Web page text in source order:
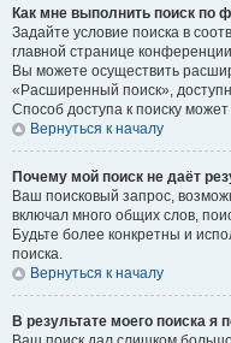
Как мне выполнить поиск
Задайте условие поиска в
главной странице
Вы можете осуществить
«Расширенный поиск»,
Способ доступа к поиску
Вернуться к началу
Почему мой поиск не даёт
Ваш поисковый запрос,
включал много общих слов,
Будьте более конкретны и
поиска.
Вернуться к началу
В результате моего поиска я